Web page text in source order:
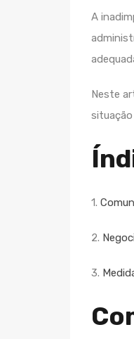
A
Neste
situação
1.
2.
3.